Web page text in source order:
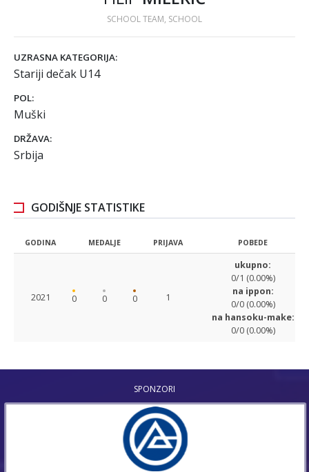
SCHOOL TEAM, SCHOOL
UZRASNA KATEGORIJA:
Stariji dečak U14
POL:
Muški
DRŽAVA:
Srbija
GODIŠNJE STATISTIKE
GODINA MEDALJE PRIJAVA POBEDE
2021 0 0 0 1
ukupno:
0/1 (0.00%)
na ippon:
0/0 (0.00%)
na hansoku-make:
0/0 (0.00%)
SPONZORI